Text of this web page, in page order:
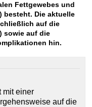
Fettgewebes und
besteht. Die aktuelle
auf die
sowie auf die
hin.
mit einer
auf die